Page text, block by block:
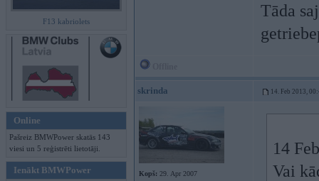
F13 kabriolets
Online
Pašreiz BMWPower skatās 143
viesi un 5 reģistrēti lietotāji.
Ienākt BMWPower
Tāda
skrinda 14. Feb 2013,
Kopš: 29. Apr 2007
14
Vai